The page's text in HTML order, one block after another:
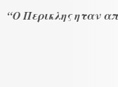
“Ο Περικλης ηταν